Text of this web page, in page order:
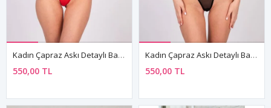
Kadın Çapraz Askı Detaylı Balenli Kırmızı String Tanga Takım
550,00 TL
Kadın Çapraz Askı Detaylı Balenli Siyah String Tanga Takım
550,00 TL